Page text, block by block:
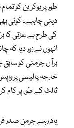
طور پر یوکرین کو
دینی چاہیے۔ کوئی
کی طرح بے عزتی کا
انہوں نے زور دیا کہ
برآں جرمنی کو
خارجہ پالیسی پر
ثالث کے طور پر کام
یاد رہے جرمن صدر